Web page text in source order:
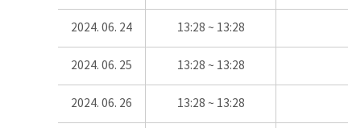
2024. 06. 24 13:28 ~ 13:28
2024. 06. 25 13:28 ~ 13:28
2024. 06. 26 13:28 ~ 13:28